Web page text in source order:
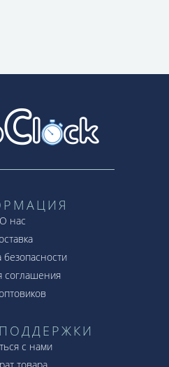
О нас
безопасности
соглашения
с нами